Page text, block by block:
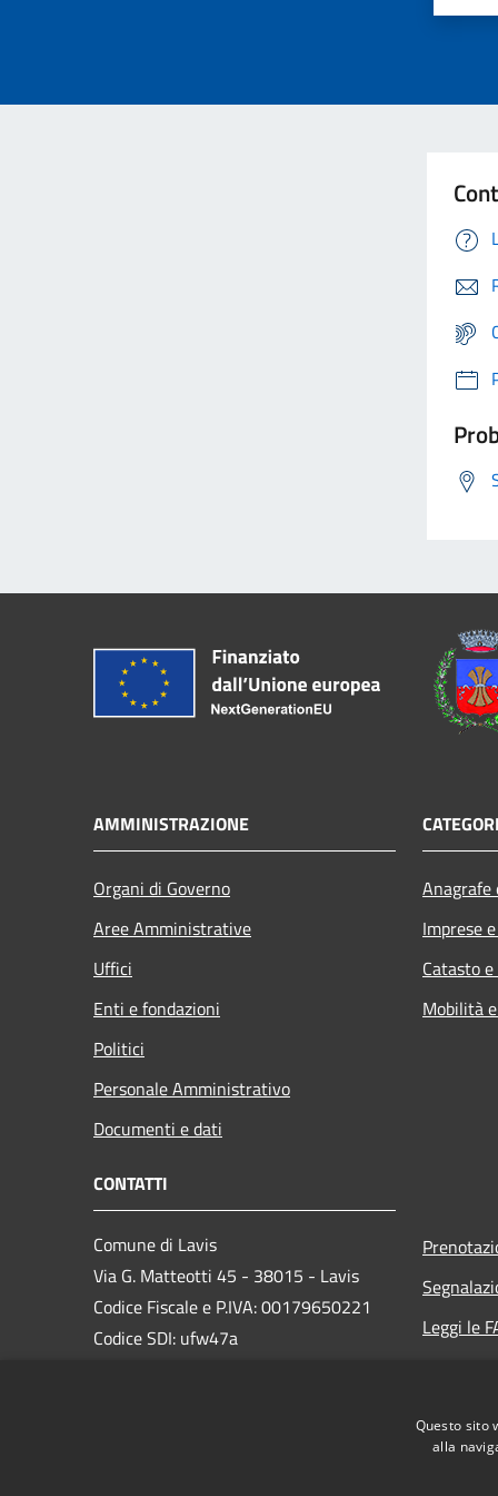
AMMINISTRAZIONE
Organi di Governo
Aree Amministrative
Uffici
Enti e fondazioni
Politici
Personale Amministrativo
Documenti e dati
Imprese
Catasto
Mobilità
CONTATTI
Comune di Lavis
Via G. Matteotti 45 - 38015 - Lavis
Codice Fiscale e P.IVA: 00179650221
Codice SDI: ufw47a
Leggi le
Questo sito
alla